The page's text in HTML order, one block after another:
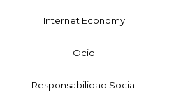
Internet Economy
Ocio
Responsabilidad Social